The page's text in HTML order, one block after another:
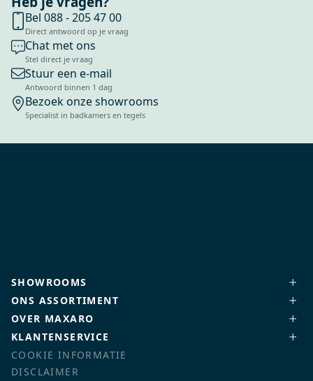
Bel 088 - 205 47 00
Direct antwoord op je vraag
Chat met ons
Stel direct je vraag
Stuur een e-mail
Antwoord binnen 1 dag
Bezoek onze showrooms
Specialist in badkamers en tegels
SHOWROOMS
ONS ASSORTIMENT
OVER MAXARO
KLANTENSERVICE
COOKIE INFORMATIE
DISCLAIMER